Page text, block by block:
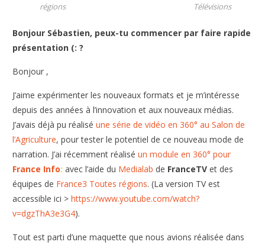
régions
Télévisions
Bonjour Sébastien, peux-tu commencer par faire rapide
présentation (: ?
Bonjour ,
J’aime expérimenter les nouveaux formats et je m’intéresse
depuis des années à l’innovation et aux nouveaux médias.
J’avais déjà pu réaliséune série de vidéo en 360° au Salon de
l’Agriculture, pour tester le potentiel de ce nouveau mode de
narration. J’ai récemment réaliséun module en 360° pour
France Info: avec l’aide du Medialab de FranceTV et des
équipes de France3 Toutes régions. (La version TV est
accessible ici >https://www.youtube.com/watch?
v=dgzThA3e3G4).
Tout est parti d’une maquette que nous avions réalisée dans